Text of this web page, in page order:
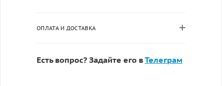
ОПЛАТА И ДОСТАВКА
Есть вопрос? Задайте его вТелеграм